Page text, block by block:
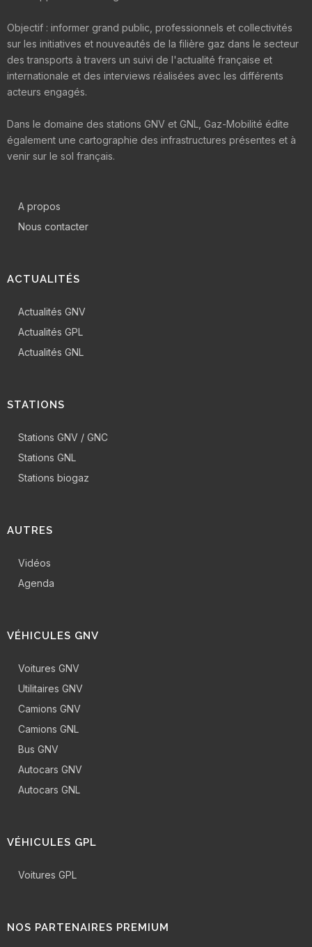
Objectif : informer grand public, professionnels et collectivités
sur les initiatives et nouveautés de la filière gaz dans le secteur
des transports à travers un suivi de l'actualité française et
internationale et des interviews réalisées avec les différents
acteurs engagés.
Dans le domaine des stations GNV et GNL, Gaz-Mobilité édite
également une cartographie des infrastructures présentes et à
venir sur le sol français.
A propos
Nous contacter
ACTUALITÉS
Actualités GNV
Actualités GPL
Actualités GNL
STATIONS
Stations GNV / GNC
Stations GNL
Stations biogaz
AUTRES
Vidéos
Agenda
VÉHICULES GNV
Voitures GNV
Utilitaires GNV
Camions GNV
Camions GNL
Bus GNV
Autocars GNV
Autocars GNL
VÉHICULES GPL
Voitures GPL
NOS PARTENAIRES PREMIUM